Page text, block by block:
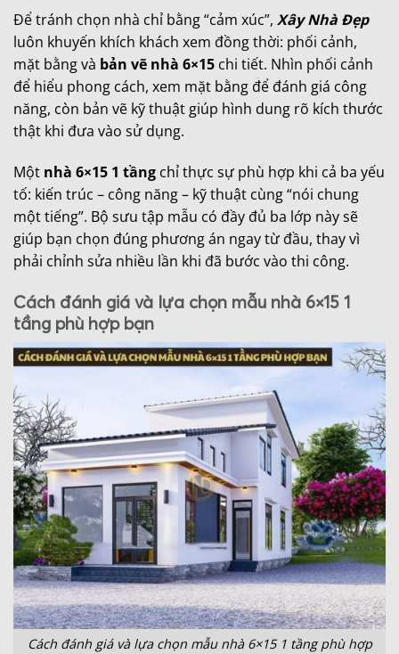
Để tránh chọn nhà chỉ bằng “cảm xúc”, Xây Nhà Đẹp
luôn khuyến khích khách xem đồng thời: phối cảnh,
mặt bằng và bản vẽ nhà 6×15 chi tiết. Nhìn phối cảnh
để hiểu phong cách, xem mặt bằng để đánh giá công
năng, còn bản vẽ kỹ thuật giúp hình dung rõ kích thước
thật khi đưa vào sử dụng.
Một nhà 6×15 1 tầng chỉ thực sự phù hợp khi cả ba yếu
tố: kiến trúc – công năng – kỹ thuật cùng “nói chung
một tiếng”. Bộ sưu tập mẫu có đầy đủ ba lớp này sẽ
giúp bạn chọn đúng phương án ngay từ đầu, thay vì
phải chỉnh sửa nhiều lần khi đã bước vào thi công.
Cách đánh giá và lựa chọn mẫu nhà 6×15 1
tầng phù hợp bạn
Cách đánh giá và lựa chọn mẫu nhà 6×15 1 tầng phù hợp